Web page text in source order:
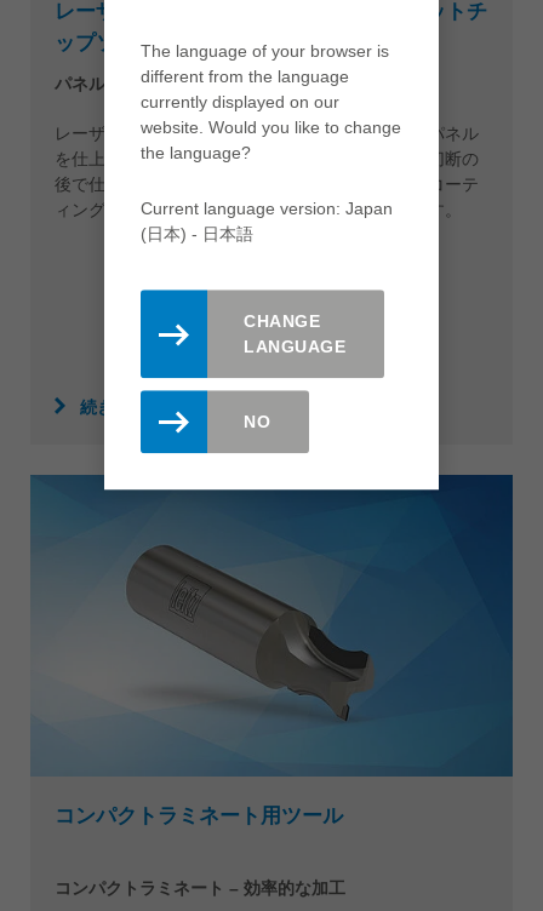
レーザーカットチップソー＆レーザーカットチ
ップソー プラス
パネルサイジングで生み出す完璧な切り肌
レーザーカットチップソーを使うと、高速送りでパネル
を仕上げ品質に切断することが難なく可能に。鋸切断の
後で仕上げ加工をするまでもなく、広範にわたるコーテ
ィング・パネル材を完璧に加工することができます。
続きを読む
コンパクトラミネート用ツール
コンパクトラミネート – 効率的な加工
The language of your browser is
different from the language
currently displayed on our
website. Would you like to change
the language?
Current language version: Japan
(日本) - 日本語
CHANGE
LANGUAGE
NO